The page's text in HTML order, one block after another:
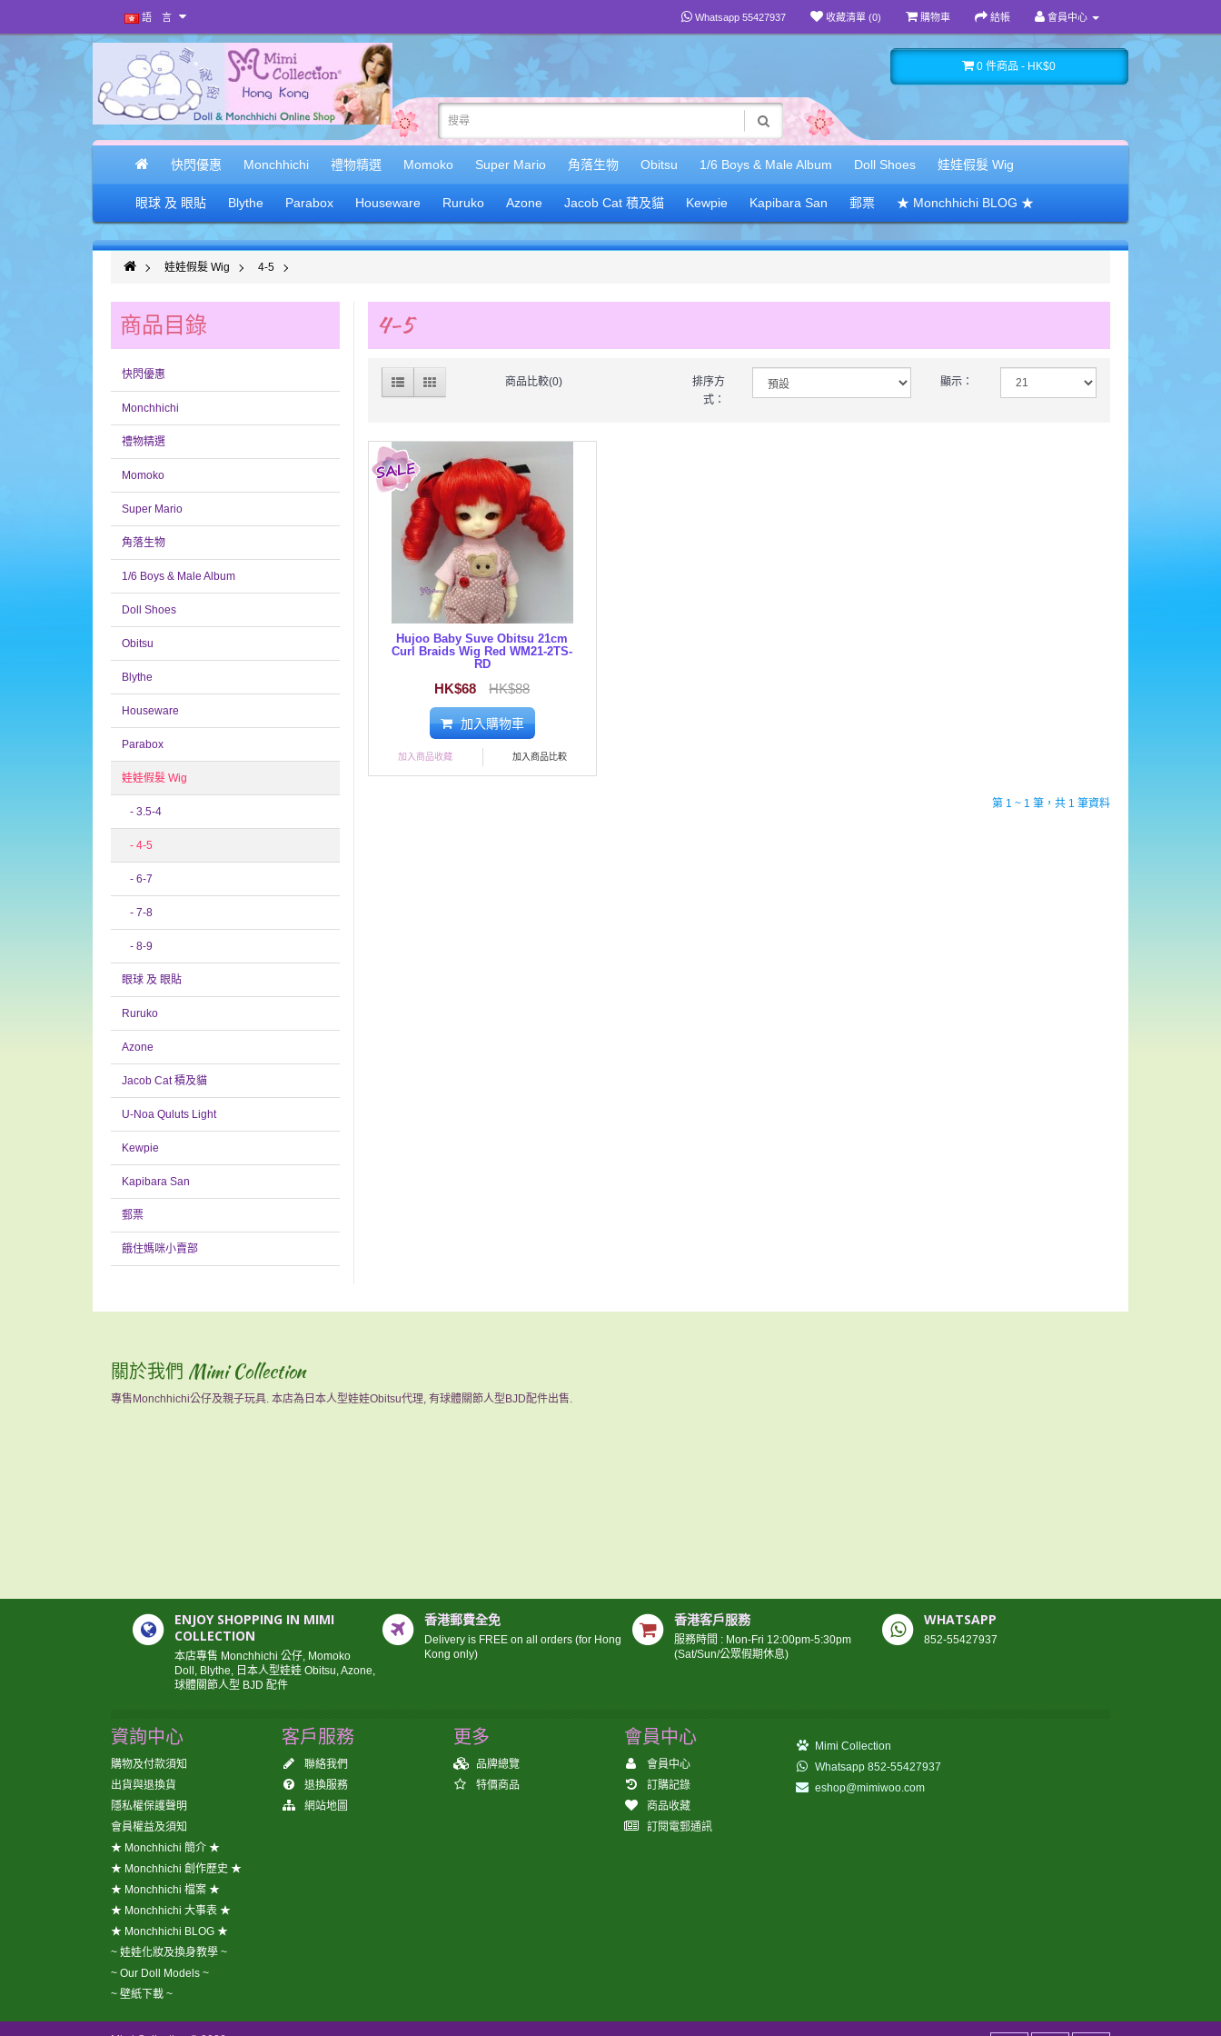
語 言 Whatsapp 55427937 收藏清單 (0) 購物車 結帳 會員中心
0 件商品 - HK$0
快閃優惠 Monchhichi 禮物精選 Momoko Super Mario 角落生物 Obitsu 1/6 Boys & Male Album Doll Shoes 娃娃假髮 Wig
眼球 及 眼貼 Blythe Parabox Houseware Ruruko Azone Jacob Cat 積及貓 Kewpie Kapibara San 郵票 ★ Monchhichi BLOG ★
娃娃假髮 Wig 4-5
商品目錄
快閃優惠
Monchhichi
禮物精選
Momoko
Super Mario
角落生物
1/6 Boys & Male Album
Doll Shoes
Obitsu
Blythe
Houseware
Parabox
娃娃假髮 Wig
- 3.5-4
- 4-5
- 6-7
- 7-8
- 8-9
眼球 及 眼貼
Ruruko
Azone
Jacob Cat 積及貓
U-Noa Quluts Light
Kewpie
Kapibara San
郵票
餓住媽咪小賣部
4-5
商品比較(0)
排序方
式：
顯示：
Hujoo Baby Suve Obitsu 21cm
Curl Braids Wig Red WM21-2TS-
RD
HK$68 HK$88
加入購物車
加入商品收藏 加入商品比較
第 1 ~ 1 筆，共 1 筆資料
關於我們 Mimi Collection
專售Monchhichi公仔及親子玩具. 本店為日本人型娃娃Obitsu代理, 有球體關節人型BJD配件出售.
ENJOY SHOPPING IN MIMI
COLLECTION
本店專售 Monchhichi 公仔, Momoko
Doll, Blythe, 日本人型娃娃 Obitsu, Azone,
球體關節人型 BJD 配件
香港郵費全免
Delivery is FREE on all orders (for Hong
Kong only)
香港客戶服務
服務時間 : Mon-Fri 12:00pm-5:30pm
(Sat/Sun/公眾假期休息)
WHATSAPP
852-55427937
資詢中心
購物及付款須知
出貨與退換貨
隱私權保護聲明
會員權益及須知
★ Monchhichi 簡介 ★
★ Monchhichi 創作歷史 ★
★ Monchhichi 檔案 ★
★ Monchhichi 大事表 ★
★ Monchhichi BLOG ★
~ 娃娃化妝及換身教學 ~
~ Our Doll Models ~
~ 壁紙下載 ~
客戶服務
聯絡我們
退換服務
網站地圖
更多
品牌總覽
特價商品
會員中心
會員中心
訂購記錄
商品收藏
訂閱電郵通訊
Mimi Collection
Whatsapp 852-55427937
eshop@mimiwoo.com